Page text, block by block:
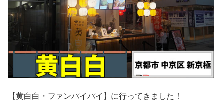
【黄白白・ファンパイパイ】に行ってきました！